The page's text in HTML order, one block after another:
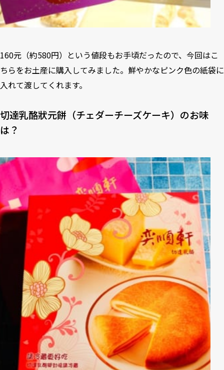
160元（約580円）という値段もお手頃だったので、今回はこ
ちらをお土産に購入してみました。鮮やかなピンク色の紙袋に
入れて渡してくれます。
切達乳酪狀元餅（チェダーチーズケーキ）のお味
は？